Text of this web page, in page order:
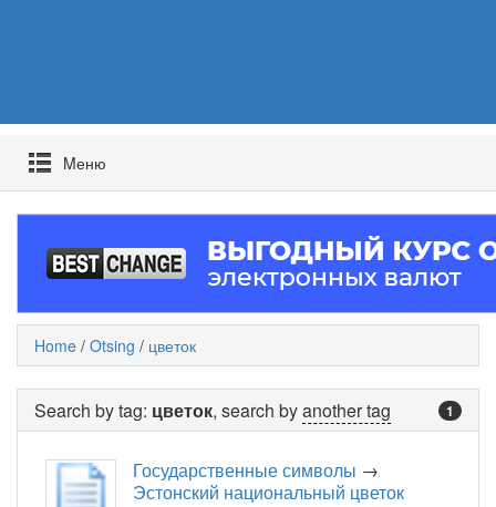
Mеню
Home / Otsing / цветок
1
Search by tag: цветок, search byanother tag
Государственные символы →
Эстонский национальный цветок